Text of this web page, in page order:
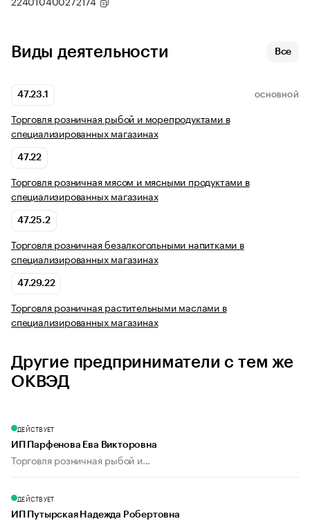
Виды деятельности Все
47.23.1 ОСНОВНОЙ
Торговля розничная рыбой и морепродуктами в
специализированных магазинах
47.22
Торговля розничная мясом и мясными продуктами в
специализированных магазинах
47.25.2
Торговля розничная безалкогольными напитками в
специализированных магазинах
47.29.22
Торговля розничная растительными маслами в
специализированных магазинах
Другие предприниматели с тем же
ОКВЭД
ДЕЙСТВУЕТ
ИП Парфенова Ева Викторовна
Торговля розничная рыбой и...
ДЕЙСТВУЕТ
ИП Путырская Надежда Робертовна